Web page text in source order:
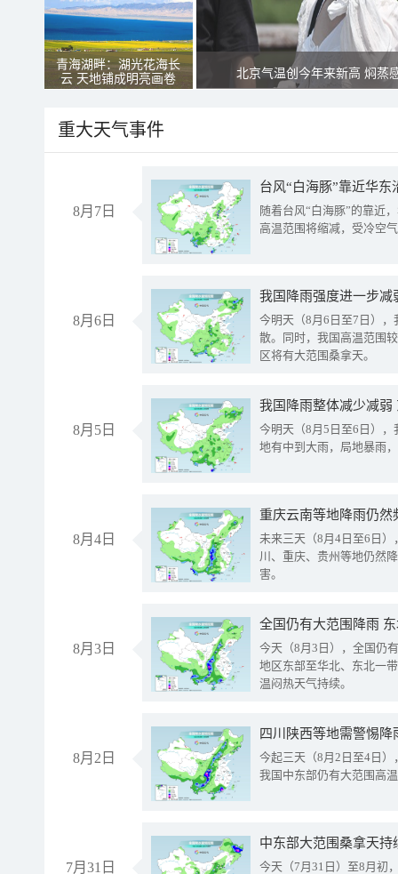
青海湖畔：湖光花海长
云 天地铺成明亮画卷
北京气温创今年来新高 焖蒸
重大天气事件
8月7日
台风“白海豚”靠近华
随着台风“白海豚”的靠近
高温范围将缩减，受冷空
8月6日
今明天（8月6日至7日）
散。同时，我国高温范围
区将有大范围桑拿天。
8月5日
我国降雨整体减少减弱
今明天（8月5日至6日）
地有中到大雨，局地暴雨
8月4日
重庆云南等地降雨仍然
未来三天（8月4日至6日
川、重庆、贵州等地仍然
害。
8月3日
全国仍有大范围降雨
今天（8月3日），全国仍
地区东部至华北、东北一
温闷热天气持续。
8月2日
今起三天（8月2日至4日
我国中东部仍有大范围高
7月31日
中东部大范围桑拿天
今天（7月31日）至8月初